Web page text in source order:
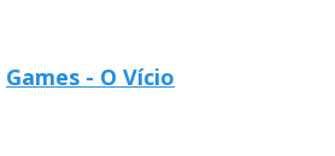
Games - O Vício